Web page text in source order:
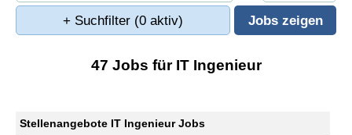
+ Suchfilter (0 aktiv)
47 Jobs für IT Ingenieur
Stellenangebote IT Ingenieur Jobs